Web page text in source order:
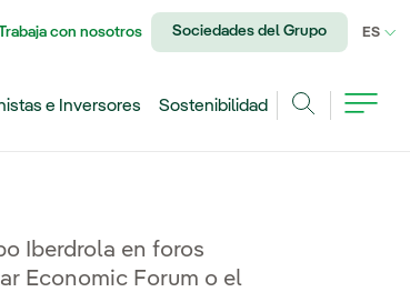
con nosotros Sociedades del Grupo ES
e Inversores
Sostenibilidad
Iberdrola en foros
Economic Forum o el